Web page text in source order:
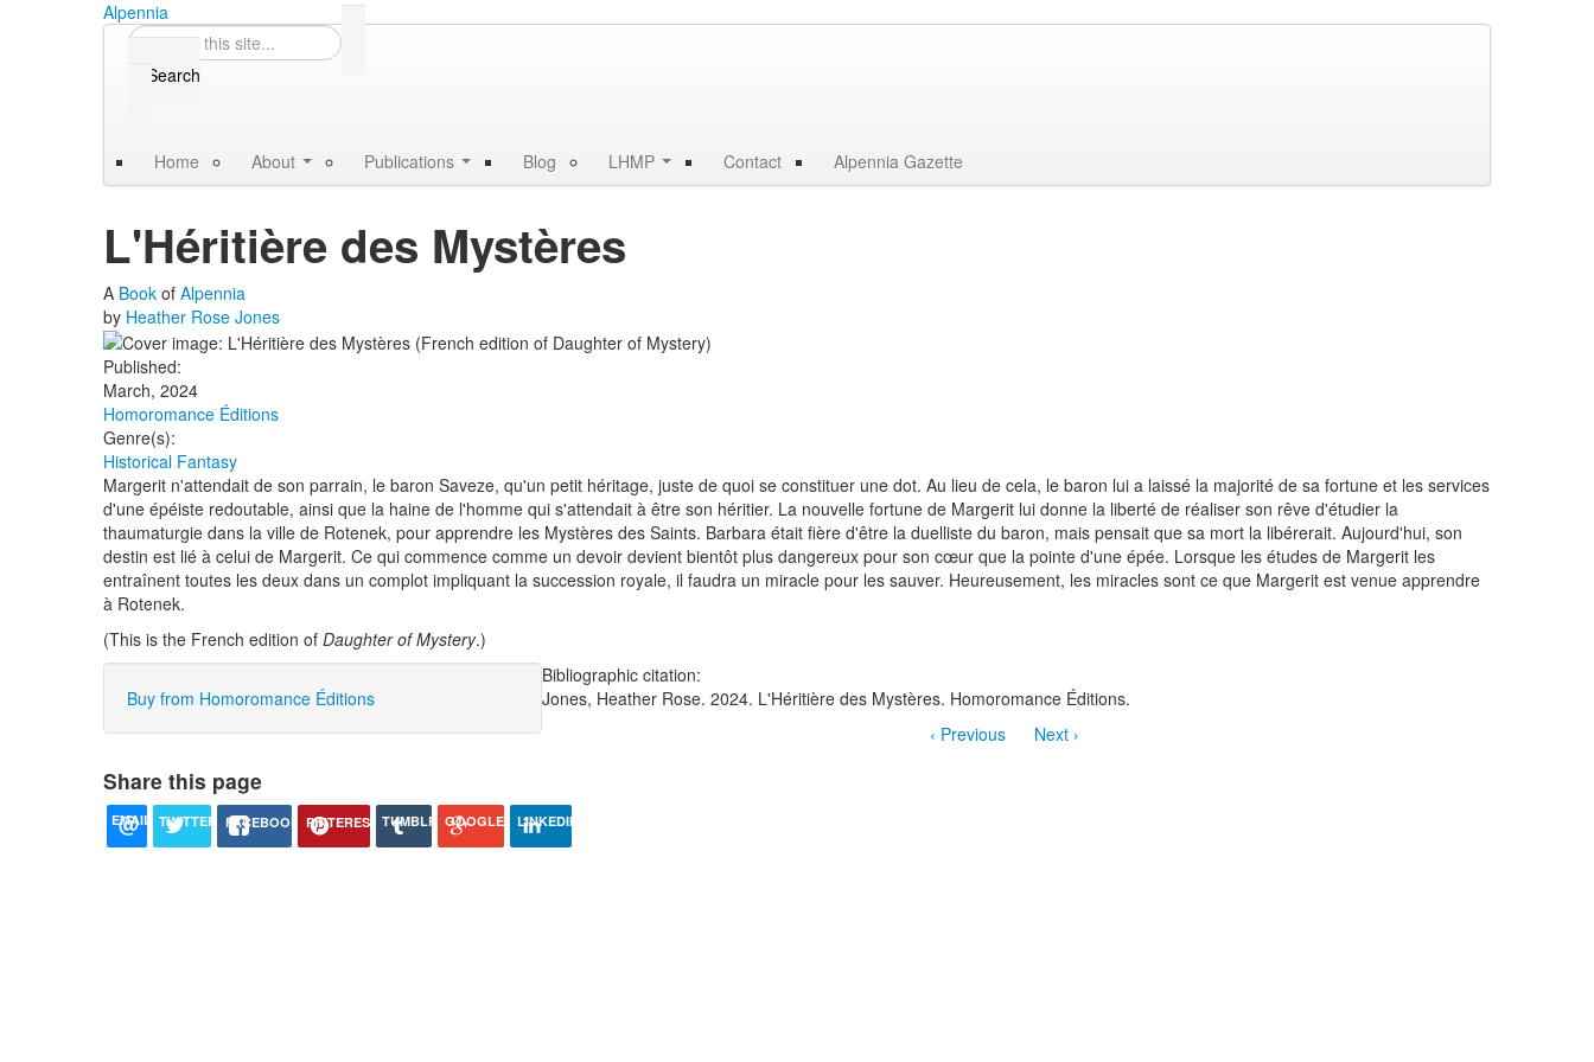
Skip to content
Skip to navigationAlpennia
Search form
Search
Home About Publications Blog LHMP Contact Alpennia Gazette
L'Héritière des Mystères
A Book of Alpennia
by Heather Rose Jones
Published:
March, 2024
Homoromance Éditions
Genre(s):
Historical Fantasy
Margerit n'attendait de son parrain, le baron Saveze, qu'un petit héritage, juste de quoi se constituer une dot. Au lieu de cela, le baron lui a laissé la majorité de sa fortune et les services
d'une épéiste redoutable, ainsi que la haine de l'homme qui s'attendait à être son héritier. La nouvelle fortune de Margerit lui donne la liberté de réaliser son rêve d'étudier la
thaumaturgie dans la ville de Rotenek, pour apprendre les Mystères des Saints. Barbara était fière d'être la duelliste du baron, mais pensait que sa mort la libérerait. Aujourd'hui, son
destin est lié à celui de Margerit. Ce qui commence comme un devoir devient bientôt plus dangereux pour son cœur que la pointe d'une épée. Lorsque les études de Margerit les
entraînent toutes les deux dans un complot impliquant la succession royale, il faudra un miracle pour les sauver. Heureusement, les miracles sont ce que Margerit est venue apprendre
à Rotenek.
(This is the French edition of Daughter of Mystery.)
Buy from Homoromance Éditions
Bibliographic citation:
Jones, Heather Rose. 2024. L'Héritière des Mystères. Homoromance Éditions.
‹ Previous
Next ›
Share this page
EMAIL TWITTER FACEBOOK PINTEREST TUMBLR GOOGLE+ LINKEDIN